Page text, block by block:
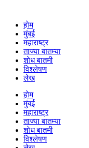
होम
मुंबई
महाराष्ट्र
ताज्या बातम्या
शोध बातमी
विश्लेषण
लेख
होम
मुंबई
महाराष्ट्र
ताज्या बातम्या
शोध बातमी
विश्लेषण